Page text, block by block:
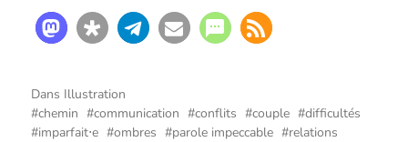
Dans Illustration
chemin
communication conflits couple
difficultés
imparfait⋅e
ombres parole impeccable
relations